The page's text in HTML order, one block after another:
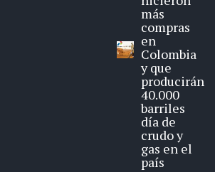
más
compras
en
Colombia
y que
producirán
40.000
barriles
día de
crudo y
gas en el
país